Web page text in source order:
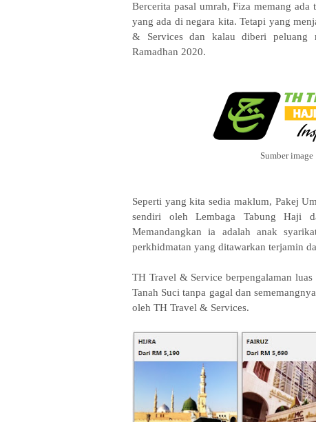
Bercerita pasal umrah, Fiza memang
yang ada di negara kita. Tetapi yang
& Services dan kalau diberi peluang
Ramadhan 2020.
Sumber image
Seperti yang kita sedia maklum, Pakej
sendiri oleh Lembaga Tabung Haji
Memandangkan ia adalah anak
perkhidmatan yang ditawarkan terjamin
TH Travel & Service berpengalaman
Tanah Suci tanpa gagal dan
oleh TH Travel & Services.